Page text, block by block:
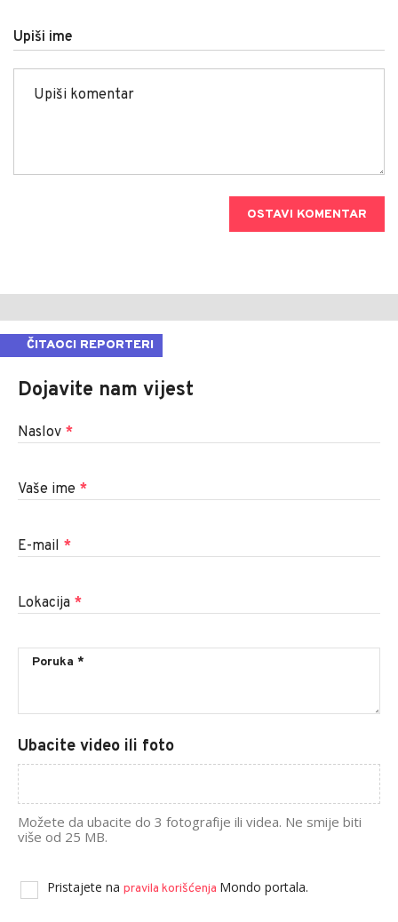
Upiši ime
OSTAVI KOMENTAR
ČITAOCI REPORTERI
Dojavite nam vijest
Naslov *
Vaše ime *
E-mail *
Lokacija *
Ubacite video ili foto
Možete da ubacite do 3 fotografije ili videa. Ne smije biti
više od 25 MB.
Pristajete na pravila korišćenja Mondo portala.